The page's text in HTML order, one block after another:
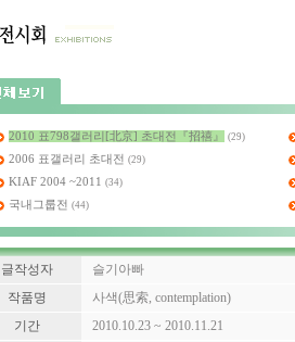
2010 표798갤러리[北京] 초대전『招禧』 (29)
2006 표갤러리 초대전 (29)
KIAF 2004 ~2011 (34)
국내그룹전 (44)
글작성자 슬기아빠
작품명 사색(思索, contemplation)
기간
2010.10.23 ~ 2010.11.21